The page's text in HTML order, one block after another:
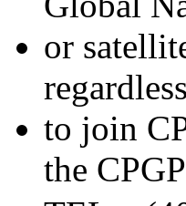
or
to join
the